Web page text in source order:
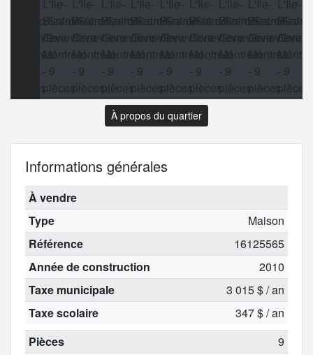
À propos du quartier
Informations générales
À vendre
Type
Maison
Référence
16125565
Année de construction
2010
Taxe municipale
3 015 $ / an
Taxe scolaire
347 $ / an
Pièces
9